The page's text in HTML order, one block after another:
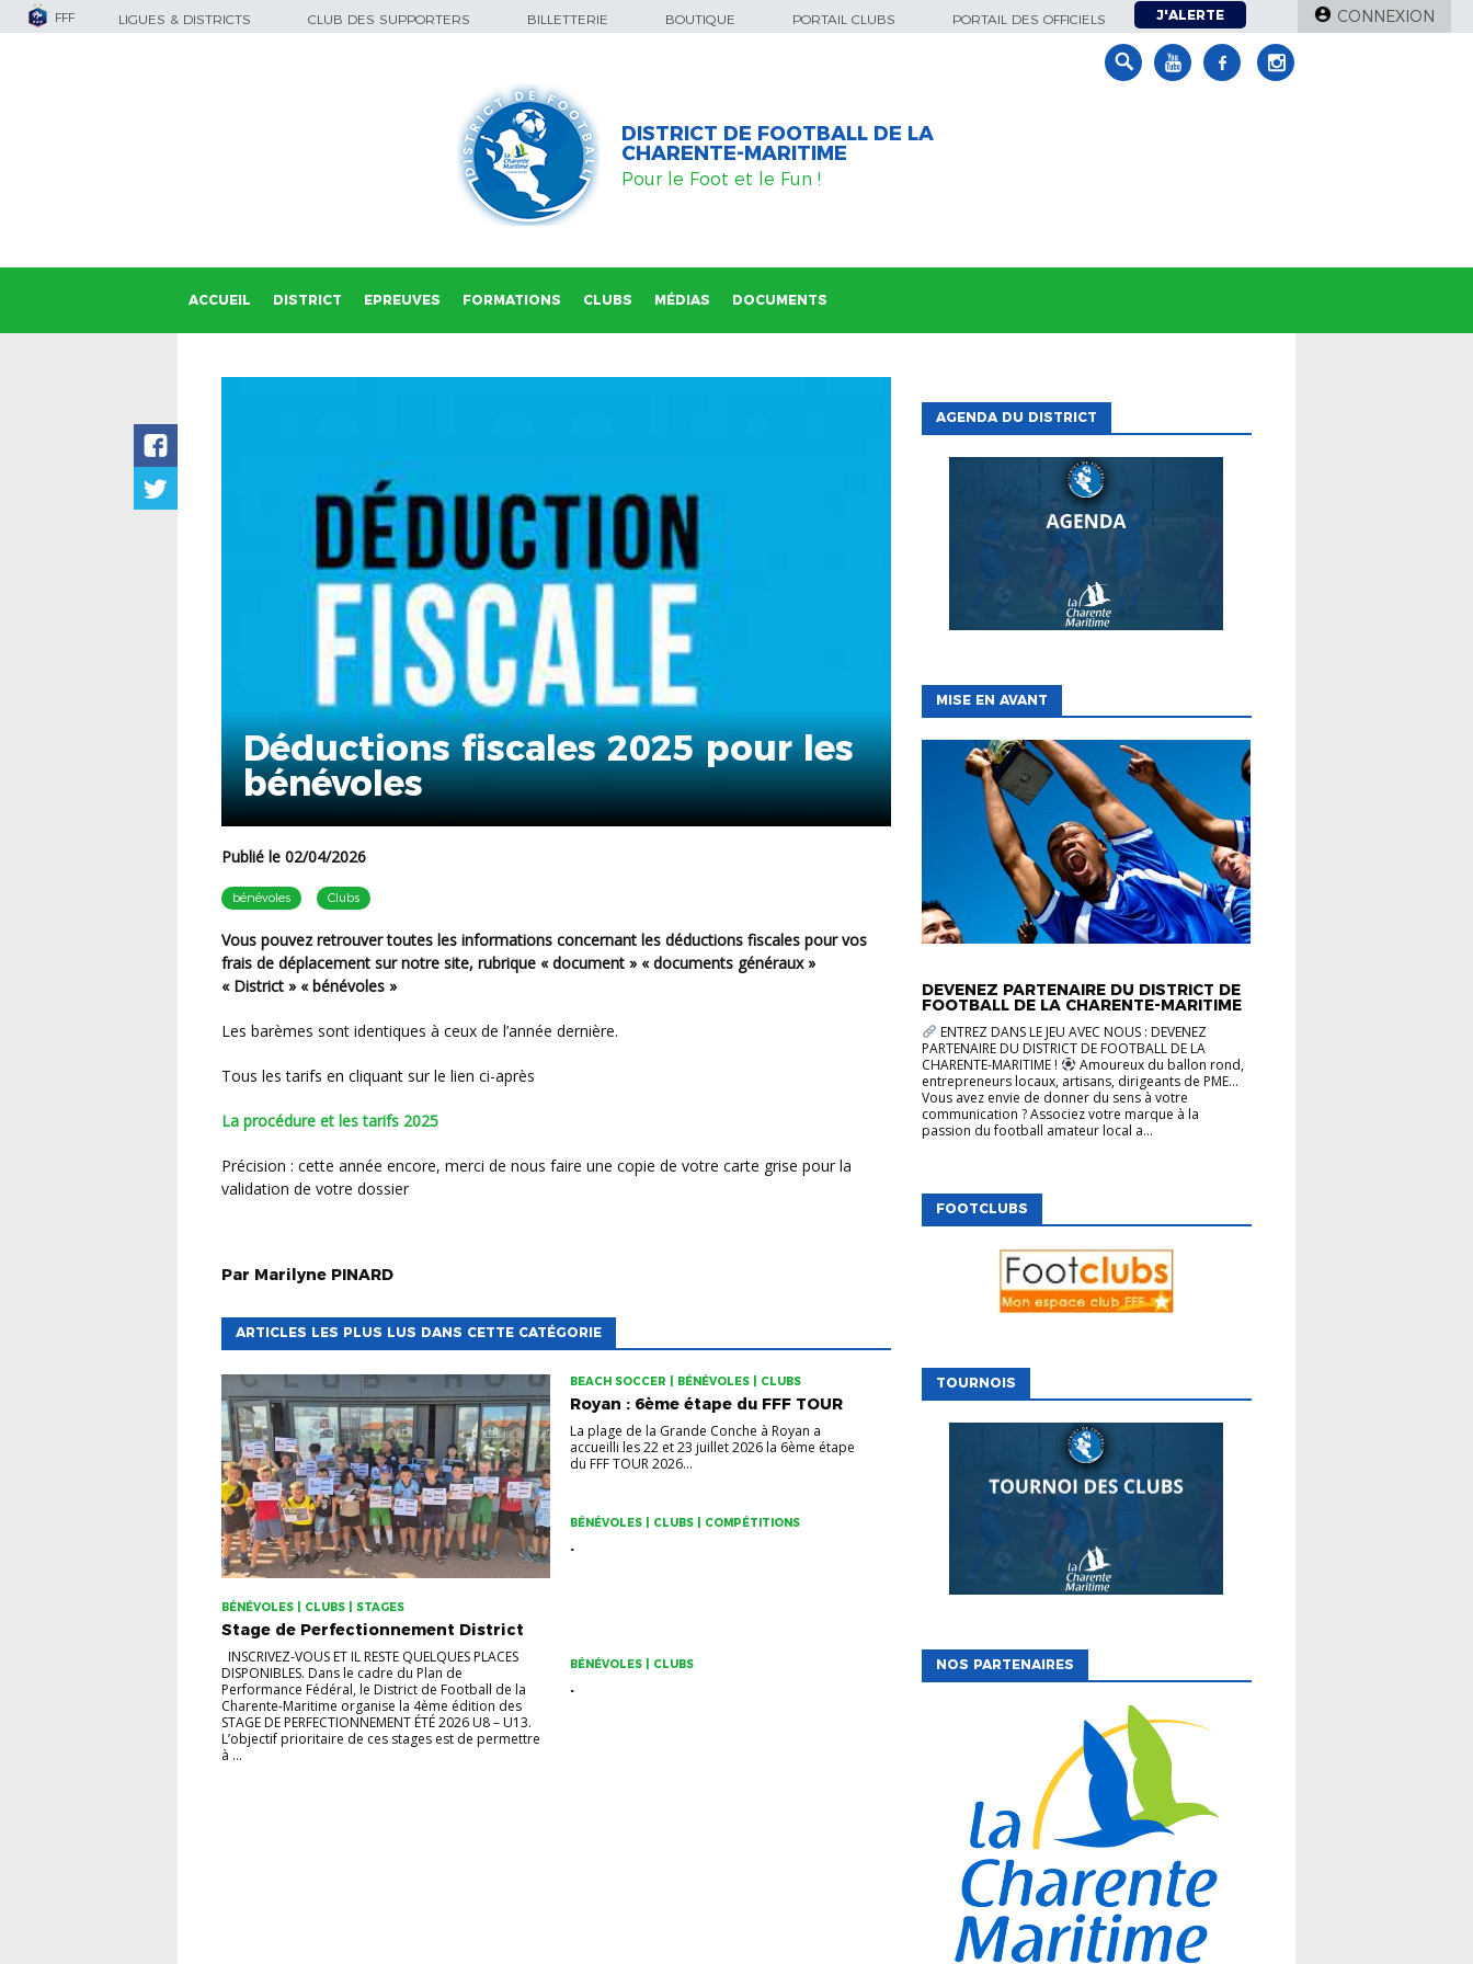
FFF LIGUES & DISTRICTS CLUB DES SUPPORTERS BILLETTERIE BOUTIQUE PORTAIL CLUBS PORTAIL DES OFFICIELS J'ALERTE CONNEXION
DISTRICT DE FOOTBALL DE LA
CHARENTE-MARITIME
Pour le Foot et le Fun !
ACCUEIL DISTRICT EPREUVES FORMATIONS CLUBS MÉDIAS DOCUMENTS
Déductions fiscales 2025 pour les
bénévoles
Publié le 02/04/2026
bénévoles Clubs
Vous pouvez retrouver toutes les informations concernant les déductions fiscales pour vos
frais de déplacement sur notre site, rubrique « document » « documents généraux »
« District » « bénévoles »
Les barèmes sont identiques à ceux de l’année dernière.
Tous les tarifs en cliquant sur le lien ci-après
La procédure et les tarifs 2025
Précision : cette année encore, merci de nous faire une copie de votre carte grise pour la
validation de votre dossier
Par Marilyne PINARD
ARTICLES LES PLUS LUS DANS CETTE CATÉGORIE
BÉNÉVOLES | CLUBS | STAGES
Stage de Perfectionnement District
INSCRIVEZ-VOUS ET IL RESTE QUELQUES PLACES
DISPONIBLES. Dans le cadre du Plan de
Performance Fédéral, le District de Football de la
Charente-Maritime organise la 4ème édition des
STAGE DE PERFECTIONNEMENT ÉTÉ 2026 U8 – U13.
L’objectif prioritaire de ces stages est de permettre
à ...
BEACH SOCCER | BÉNÉVOLES | CLUBS
Royan : 6ème étape du FFF TOUR
La plage de la Grande Conche à Royan a
accueilli les 22 et 23 juillet 2026 la 6ème étape
du FFF TOUR 2026...
BÉNÉVOLES | CLUBS | COMPÉTITIONS
.
BÉNÉVOLES | CLUBS
.
AGENDA DU DISTRICT
MISE EN AVANT
DEVENEZ PARTENAIRE DU DISTRICT DE
FOOTBALL DE LA CHARENTE-MARITIME
ENTREZ DANS LE JEU AVEC NOUS : DEVENEZ
PARTENAIRE DU DISTRICT DE FOOTBALL DE LA
CHARENTE-MARITIME !
Amoureux du ballon rond,
entrepreneurs locaux, artisans, dirigeants de PME…
Vous avez envie de donner du sens à votre
communication ? Associez votre marque à la
passion du football amateur local a...
FOOTCLUBS
TOURNOIS
NOS PARTENAIRES